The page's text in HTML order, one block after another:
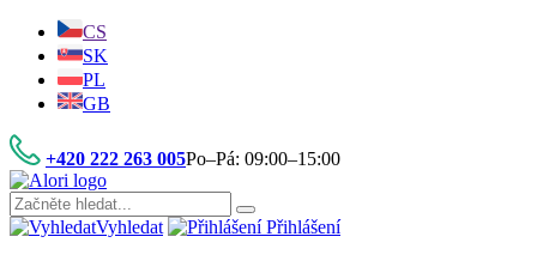
CS
SK
PL
GB
+420 222 263 005Po–Pá: 09:00–15:00
Vyhledat Přihlášení